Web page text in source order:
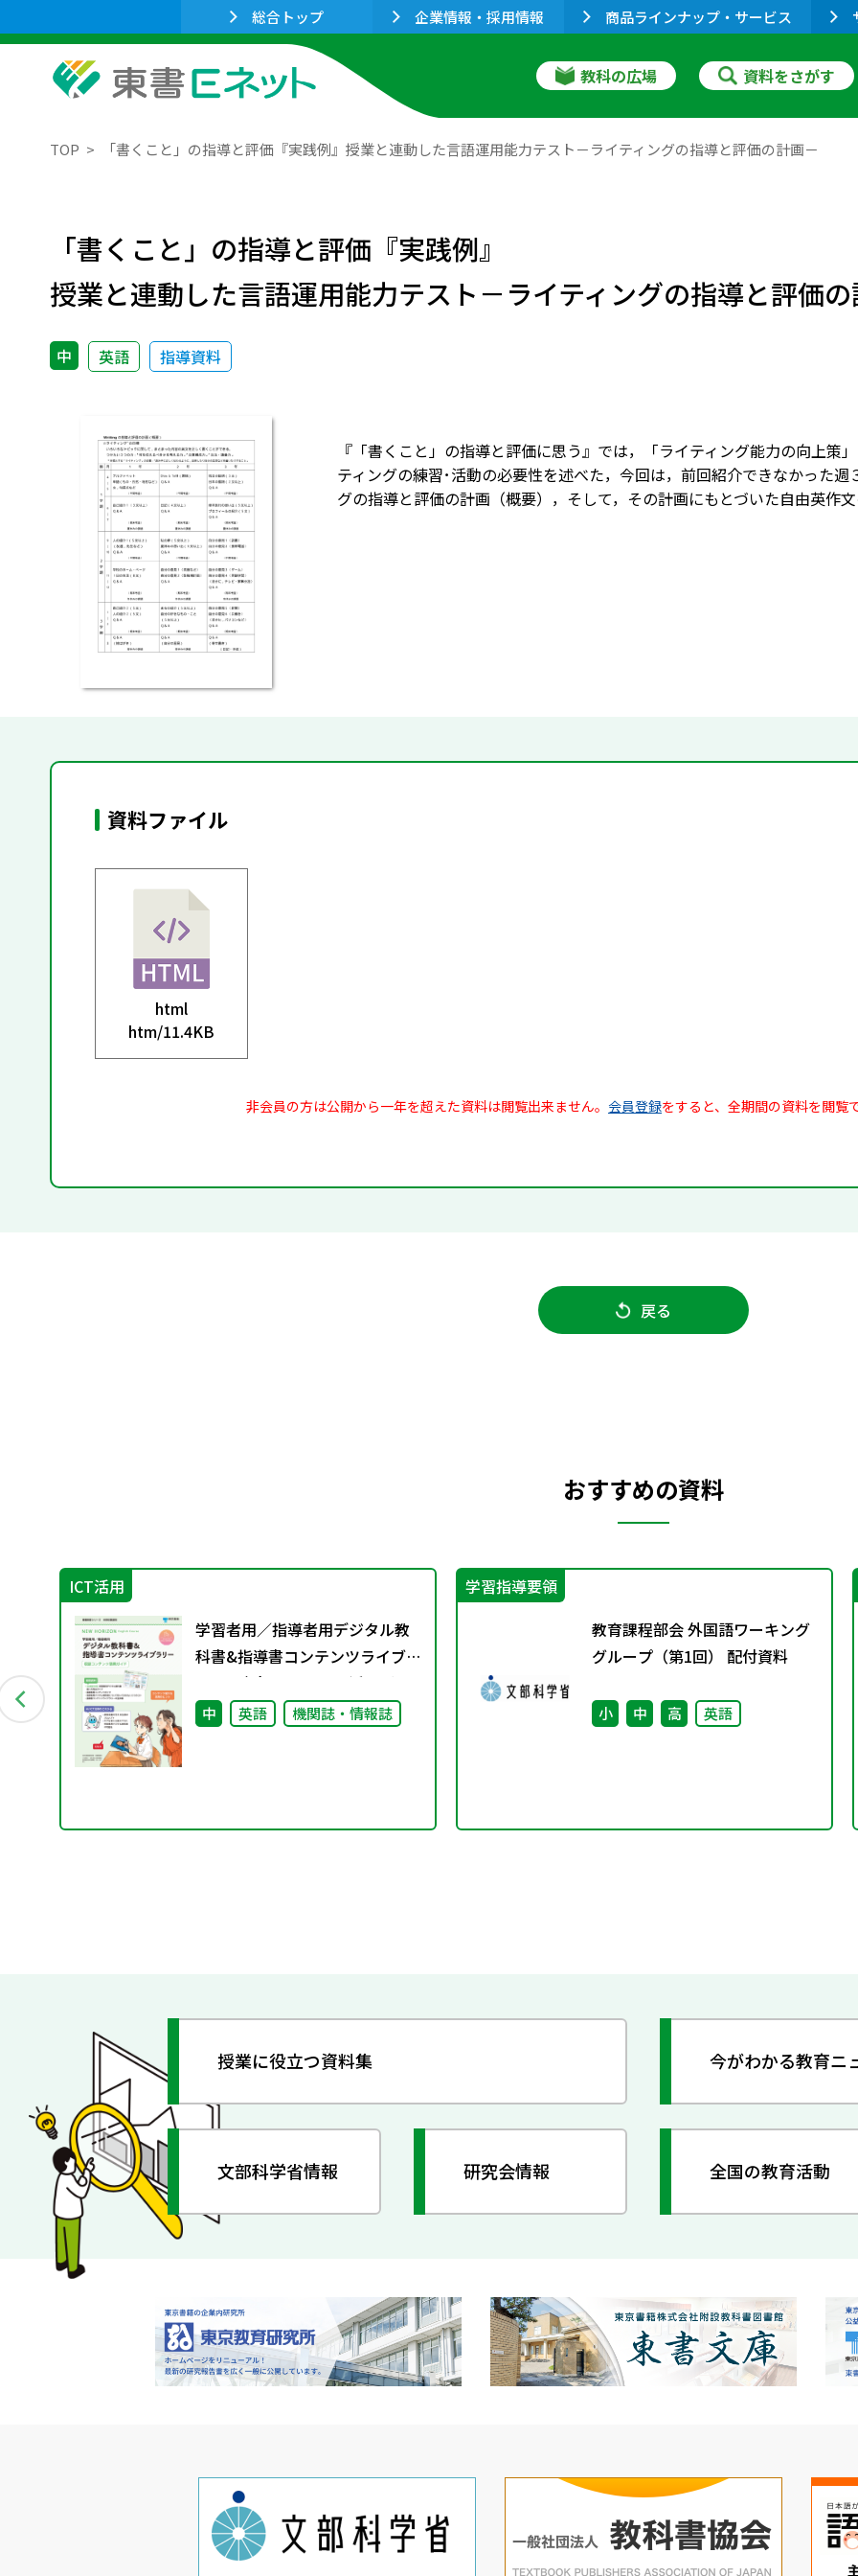
総合トップ 企業情報・採用情報 商品ラインナップ・サービス
教科の広場 資料をさがす
TOP 「書くこと」の指導と評価『実践例』授業と連動した言語運用能力テスト－ライティングの指導と評価の計画－
「書くこと」の指導と評価『実践例』
授業と連動した言語運用能力テスト－ライティングの指導と評価の
中 英語 指導資料
『「書くこと」の指導と評価に思う』では，「ライティング能力の向上策
ティングの練習･活動の必要性を述べた，今回は，前回紹介できなかった
グの指導と評価の計画（概要），そして，その計画にもとづいた自由英作
資料ファイル
html
htm/11.4KB
非会員の方は公開から一年を超えた資料は閲覧出来ません。 会員登録をすると、全期間の資料を閲覧
戻る
おすすめの資料
ICT活用
学習者用／指導者用デジタル教
科書&指導書コンテンツライブラ
リー 収録コンテンツ活用ガイ
ド中 英語 機関誌・情報誌
学習指導要領
教育課程部会 外国語ワーキング
グループ（第1回） 配付資料
小 中 高 英語
授業に役立つ資料集 今がわかる教育ニ
文部科学省情報 研究会情報 全国の教育活動